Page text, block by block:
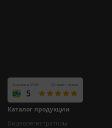
Каталог продукции
Видеорегистраторы